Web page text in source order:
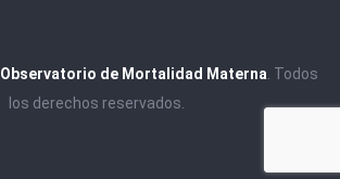
Observatorio de Mortalidad Materna . Todos
los derechos reservados.